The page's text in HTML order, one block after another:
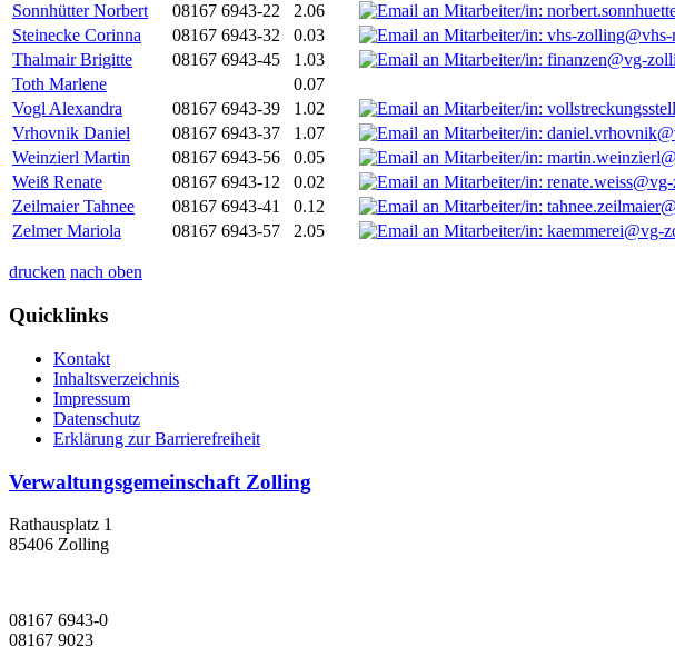
Sonnhütter Norbert
08167 6943-22 2.06
Steinecke Corinna
08167 6943-32 0.03
Thalmair Brigitte
08167 6943-45 1.03
Toth Marlene
0.07
Vogl Alexandra
08167 6943-39 1.02
Vrhovnik Daniel
08167 6943-37 1.07
Weinzierl Martin
08167 6943-56 0.05
Weiß Renate
08167 6943-12 0.02
Zeilmaier Tahnee
08167 6943-41 0.12
Zelmer Mariola
08167 6943-57 2.05
drucken nach oben
Quicklinks
Kontakt
Inhaltsverzeichnis
Impressum
Datenschutz
Erklärung zur Barrierefreiheit
Verwaltungsgemeinschaft Zolling
Rathausplatz 1
85406 Zolling
08167 6943-0
08167 9023